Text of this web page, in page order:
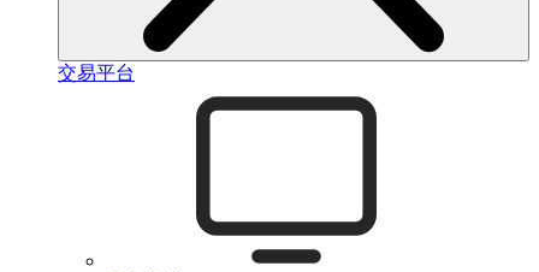
交易平台